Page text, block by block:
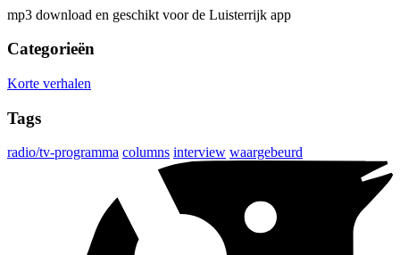
mp3 download en geschikt voor de Luisterrijk app
Categorieën
Korte verhalen
Tags
radio/tv-programma columns interview waargebeurd